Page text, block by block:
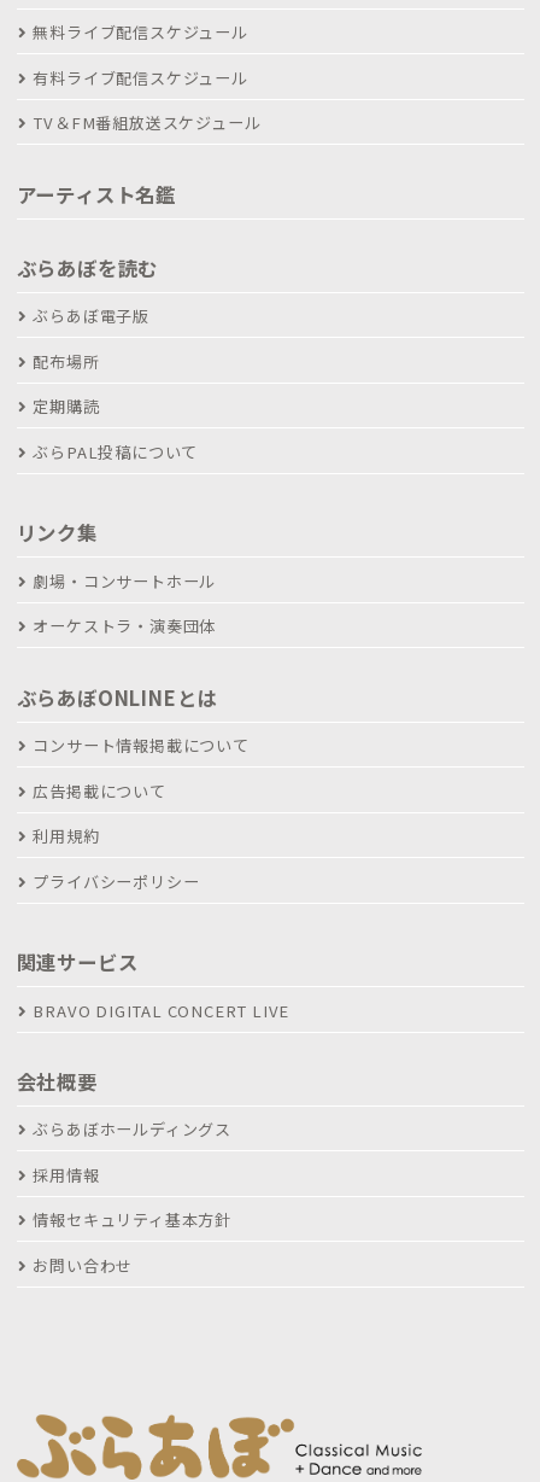
無料ライブ配信スケジュール
有料ライブ配信スケジュール
TV＆FM番組放送スケジュール
アーティスト名鑑
ぶらあぼを読む
ぶらあぼ電子版
配布場所
定期購読
ぶらPAL投稿について
リンク集
劇場・コンサートホール
オーケストラ・演奏団体
ぶらあぼONLINEとは
コンサート情報掲載について
広告掲載について
利用規約
プライバシーポリシー
関連サービス
BRAVO DIGITAL CONCERT LIVE
会社概要
ぶらあぼホールディングス
採用情報
情報セキュリティ基本方針
お問い合わせ